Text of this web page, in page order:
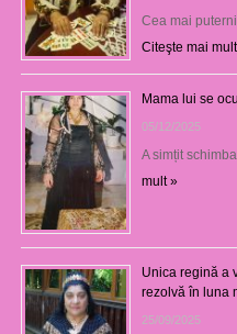
Cea mai
Citeşte mai
Mama lui se
05/12/2025
A simțit
mult »
Unica regină a
rezolvă în luna
25/09/2025